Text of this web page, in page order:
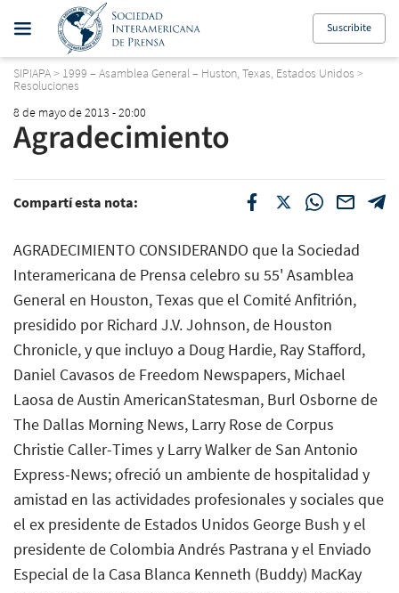
Suscribite
SIPIAPA> 1999 – Asamblea General – Huston, Texas, Estados Unidos >
Resoluciones
8 de mayo de 2013 - 20:00
Agradecimiento
Compartí esta nota:
AGRADECIMIENTO CONSIDERANDO que la Sociedad
Interamericana de Prensa celebro su 55' Asamblea
General en Houston, Texas que el Comité Anfitrión,
presidido por Richard J.V. Johnson, de Houston
Chronicle, y que incluyo a Doug Hardie, Ray Stafford,
Daniel Cavasos de Freedom Newspapers, Michael
Laosa de Austin AmericanStatesman, Burl Osborne de
The Dallas Morning News, Larry Rose de Corpus
Christie Caller-Times y Larry Walker de San Antonio
Express-News; ofreció un ambiente de hospitalidad y
amistad en las actividades profesionales y sociales que
el ex presidente de Estados Unidos George Bush y el
presidente de Colombia Andrés Pastrana y el Enviado
Especial de la Casa Blanca Kenneth (Buddy) MacKay